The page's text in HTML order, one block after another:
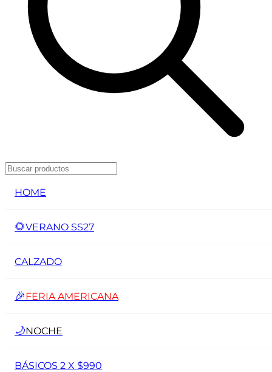
HOME
🌻VERANO SS27
CALZADO
🎉FERIA AMERICANA
🌙NOCHE
BÁSICOS 2 X $990